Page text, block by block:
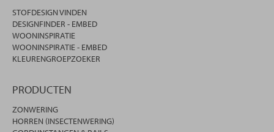
STOFDESIGN VINDEN
DESIGNFINDER - EMBED
WOONINSPIRATIE
WOONINSPIRATIE - EMBED
KLEURENGROEPZOEKER
PRODUCTEN
ZONWERING
HORREN (INSECTENWERING)